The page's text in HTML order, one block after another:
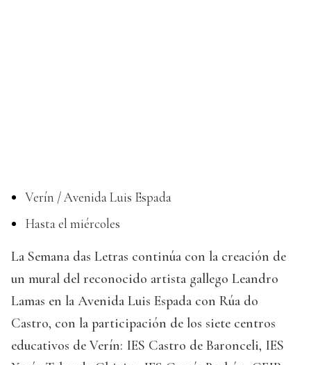
Verín / Avenida Luis Espada
Hasta el miércoles
La Semana das Letras continúa con la creación de
un mural del reconocido artista gallego Leandro
Lamas en la Avenida Luis Espada con Rúa do
Castro, con la participación de los siete centros
educativos de Verín: IES Castro de Baronceli, IES